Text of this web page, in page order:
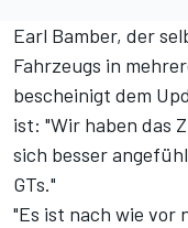
Earl Bamber, der
Fahrzeugs in
bescheinigt dem
ist: "Wir haben das
sich besser
GTs."
"Es ist nach wie vor